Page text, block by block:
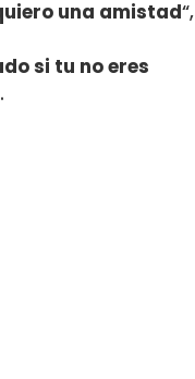
una amistad“,
si tu no eres